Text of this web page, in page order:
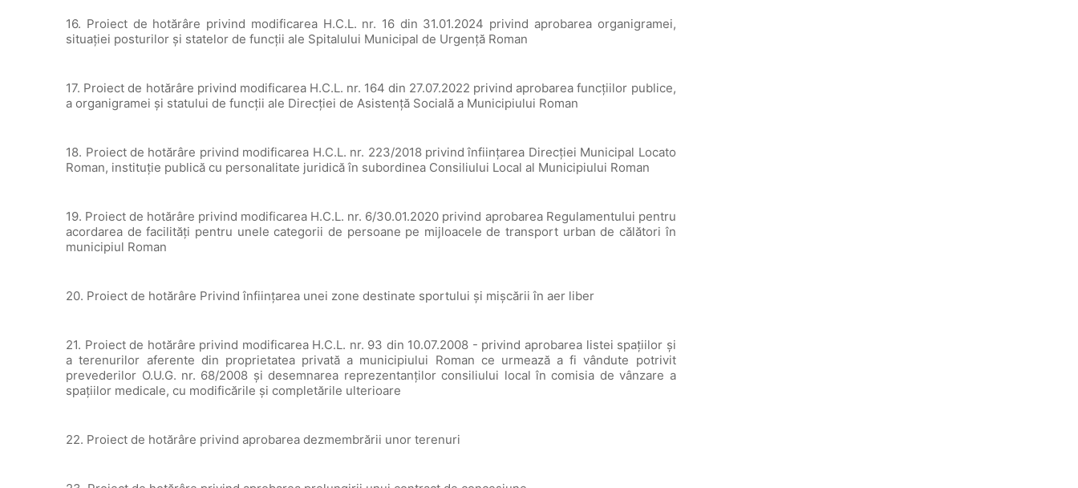
16. Proiect de hotărâre privind modificarea H.C.L. nr. 16 din 31.01.2024 privind aprobarea organigramei,
situaţiei posturilor şi statelor de funcţii ale Spitalului Municipal de Urgenţă Roman
17. Proiect de hotărâre privind modificarea H.C.L. nr. 164 din 27.07.2022 privind aprobarea funcțiilor publice,
a organigramei și statului de funcții ale Direcției de Asistență Socială a Municipiului Roman
18. Proiect de hotărâre privind modificarea H.C.L. nr. 223/2018 privind înființarea Direcției Municipal Locato
Roman, instituție publică cu personalitate juridică în subordinea Consiliului Local al Municipiului Roman
19. Proiect de hotărâre privind modificarea H.C.L. nr. 6/30.01.2020 privind aprobarea Regulamentului pentru
acordarea de facilități pentru unele categorii de persoane pe mijloacele de transport urban de călători în
municipiul Roman
20. Proiect de hotărâre Privind înființarea unei zone destinate sportului și mișcării în aer liber
21. Proiect de hotărâre privind modificarea H.C.L. nr. 93 din 10.07.2008 - privind aprobarea listei spațiilor și
a terenurilor aferente din proprietatea privată a municipiului Roman ce urmează a fi vândute potrivit
prevederilor O.U.G. nr. 68/2008 și desemnarea reprezentanților consiliului local în comisia de vânzare a
spațiilor medicale, cu modificările și completările ulterioare
22. Proiect de hotărâre privind aprobarea dezmembrării unor terenuri